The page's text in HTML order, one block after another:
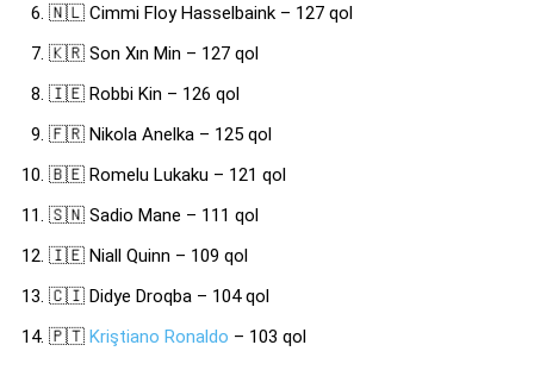
🇳🇱 Cimmi Floy Hasselbaink – 127 qol
🇰🇷 Son Xın Min – 127 qol
🇮🇪 Robbi Kin – 126 qol
🇫🇷 Nikola Anelka – 125 qol
🇧🇪 Romelu Lukaku – 121 qol
🇸🇳 Sadio Mane – 111 qol
🇮🇪 Niall Quinn – 109 qol
🇨🇮 Didye Droqba – 104 qol
🇵🇹 Kriştiano Ronaldo – 103 qol